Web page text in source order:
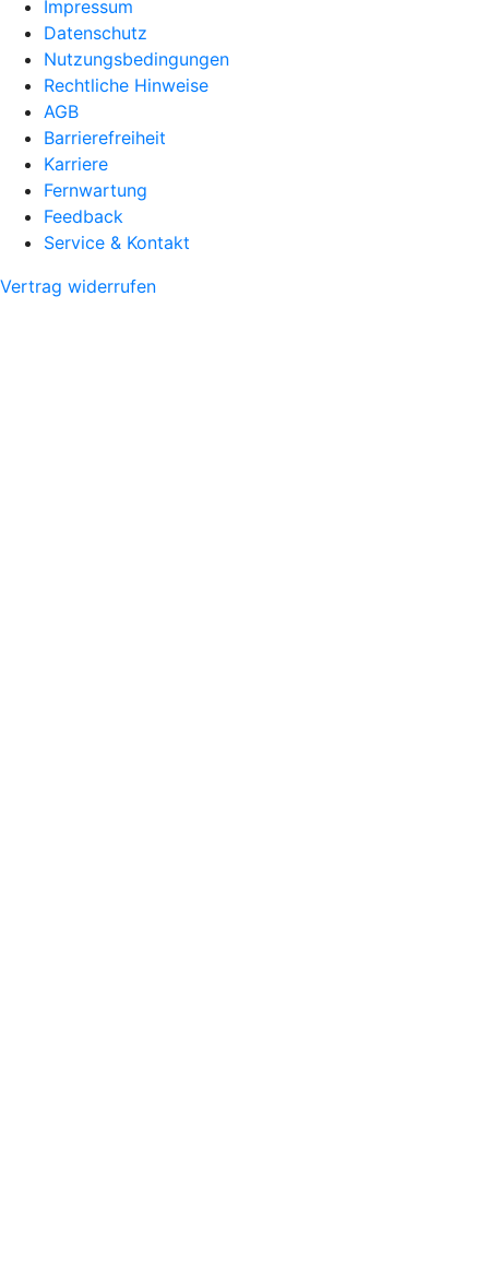
Impressum
Datenschutz
Nutzungsbedingungen
Rechtliche Hinweise
AGB
Barrierefreiheit
Karriere
Fernwartung
Feedback
Service & Kontakt
Vertrag widerrufen